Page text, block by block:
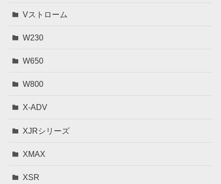
Vストローム
W230
W650
W800
X-ADV
XJRシリーズ
XMAX
XSR